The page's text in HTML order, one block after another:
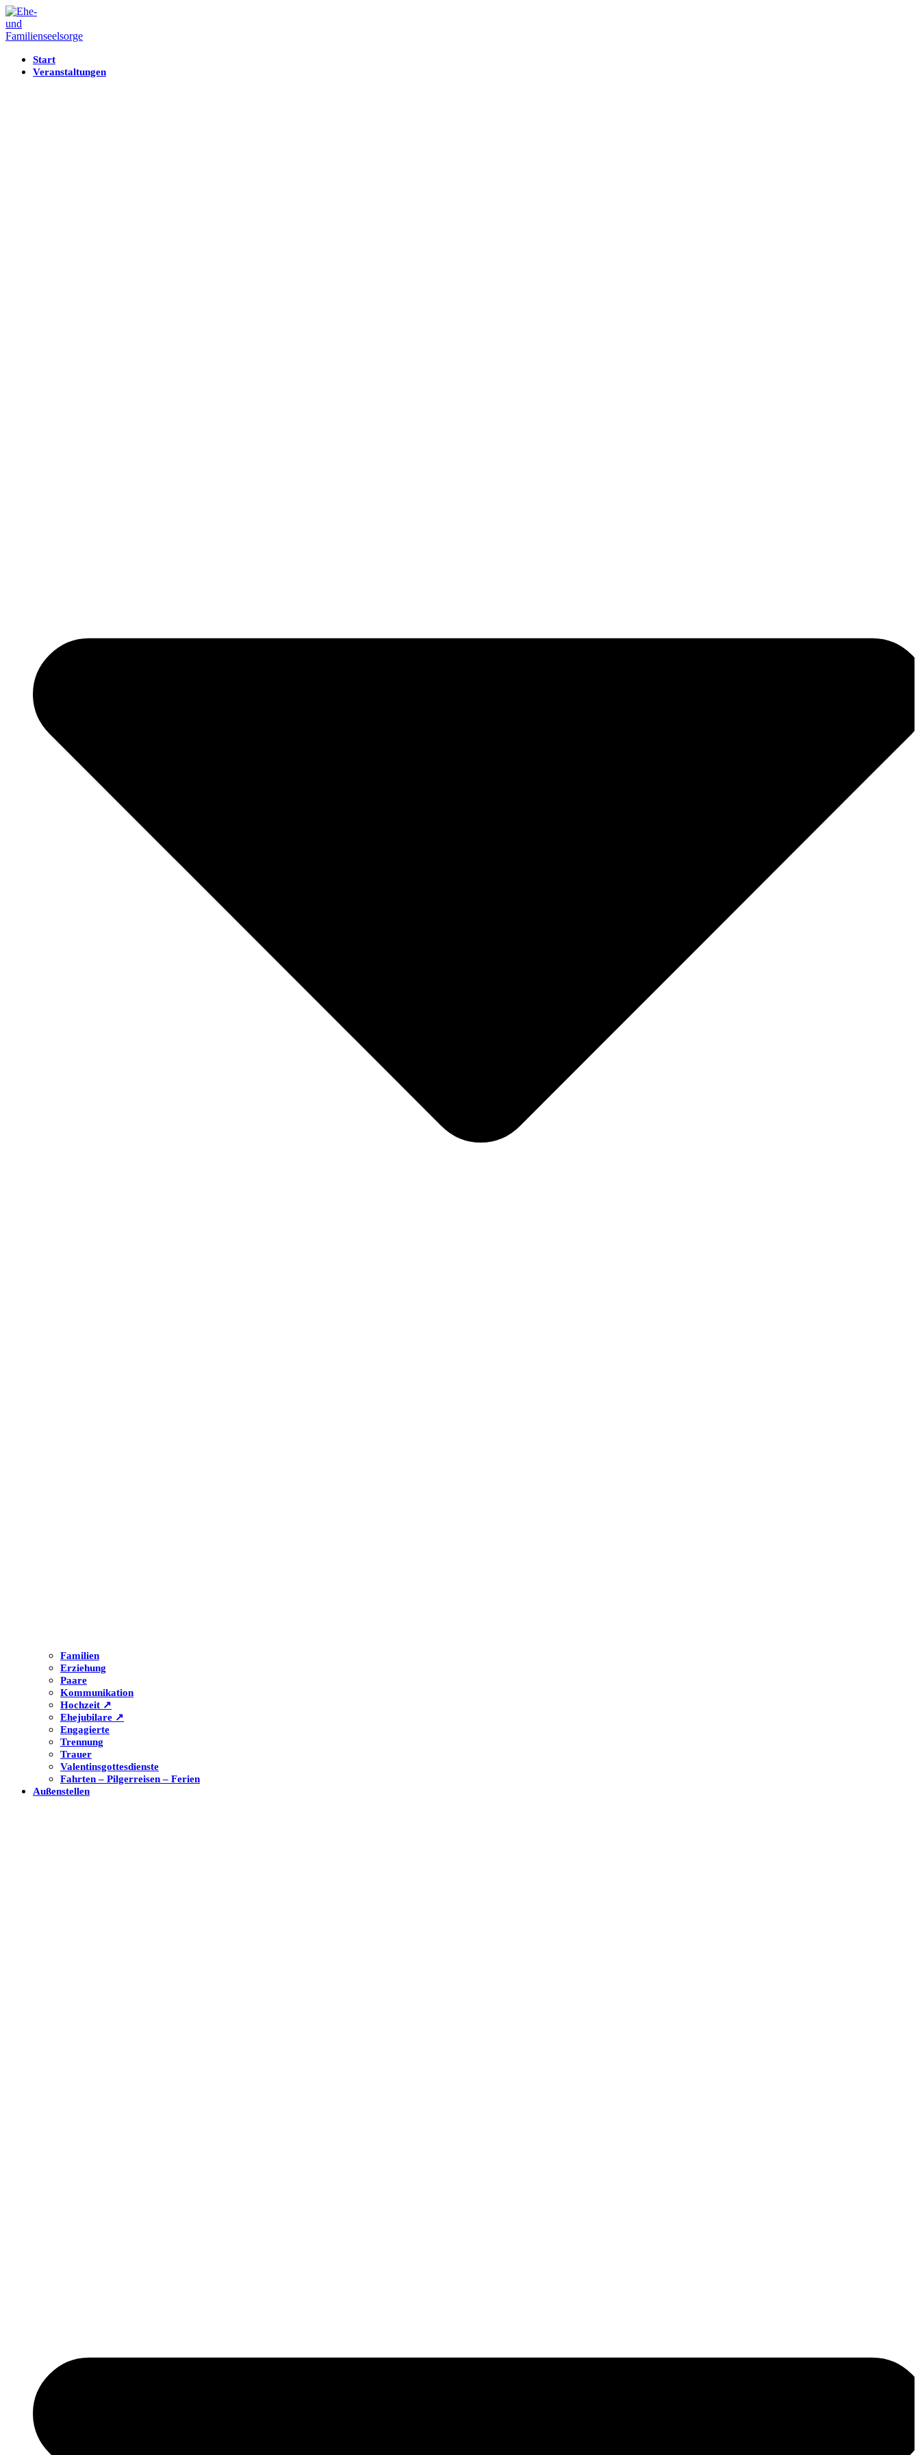
Start
Veranstaltungen
Familien
Erziehung
Paare
Kommunikation
Hochzeit ↗
Ehejubilare ↗
Engagierte
Trennung
Trauer
Valentinsgottesdienste
Fahrten – Pilgerreisen – Ferien
Außenstellen